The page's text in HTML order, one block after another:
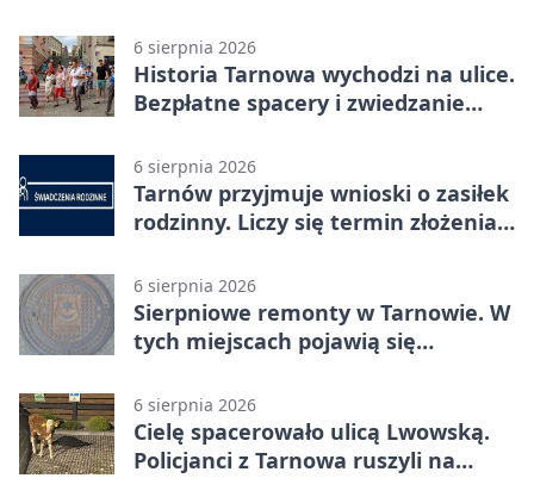
6 sierpnia 2026
Historia Tarnowa wychodzi na ulice.
Bezpłatne spacery i zwiedzanie
6 sierpnia 2026
Tarnów przyjmuje wnioski o zasiłek
rodzinny. Liczy się termin złożenia
6 sierpnia 2026
Sierpniowe remonty w Tarnowie. W
tych miejscach pojawią się
6 sierpnia 2026
Cielę spacerowało ulicą Lwowską.
Policjanci z Tarnowa ruszyli na